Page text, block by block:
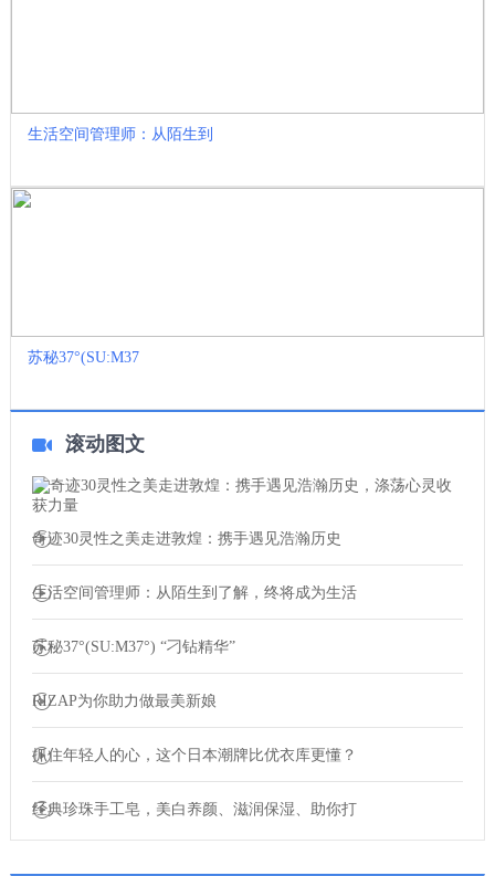
生活空间管理师：从陌生到
苏秘37°(SU:M37
滚动图文
奇迹30灵性之美走进敦煌：携手遇见浩瀚历史
生活空间管理师：从陌生到了解，终将成为生活
苏秘37°(SU:M37°) “刁钻精华”
RIZAP为你助力做最美新娘
抓住年轻人的心，这个日本潮牌比优衣库更懂？
经典珍珠手工皂，美白养颜、滋润保湿、助你打